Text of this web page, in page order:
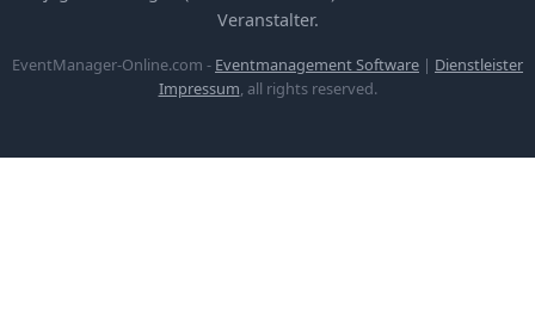
Veranstalter.
EventManager-Online.com - Eventmanagement Software | Dienstleister
Impressum, all rights reserved.